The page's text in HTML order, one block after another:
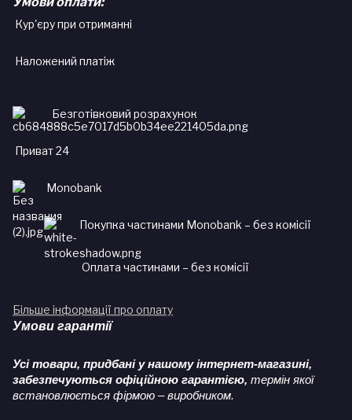
Кур'єру при отриманні
Наложений платіж
Безготівковий розрахунок
Приват 24
Monobank
Покупка частинами Monobank – без комісії
Оплата частинами – без комісії
Більше інформації про оплату
Умови гарантії
Усі товари, придбані у нашому інтернет-магазині,
забезпечуються офіційною гарантією, термін якої
встановлюється фірмою – виробником.